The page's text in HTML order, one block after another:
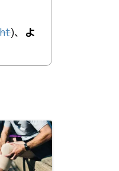
)、 よ